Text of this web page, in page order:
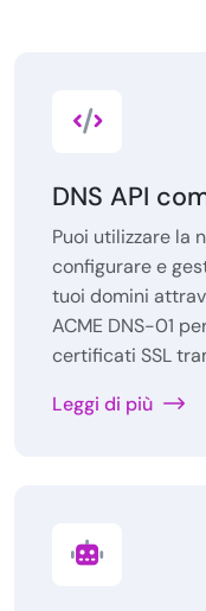
DNS API
Puoi utilizzare la
configurare e
tuoi domini
ACME DNS-01
certificati SSL
Leggi di più